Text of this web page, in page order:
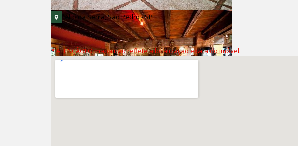
Alto da Serra, São Pedro - SP
* ATENÇÃO! O mapa não reflete a localização exata do imóvel.